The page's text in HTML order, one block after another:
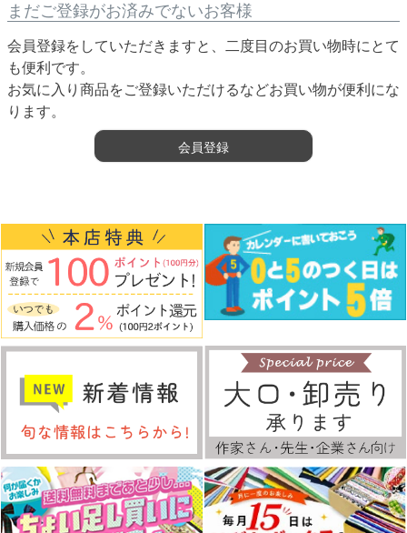
まだご登録がお済みでないお客様
会員登録をしていただきますと、二度目のお買い物時にとて
も便利です。
お気に入り商品をご登録いただけるなどお買い物が便利にな
ります。
会員登録